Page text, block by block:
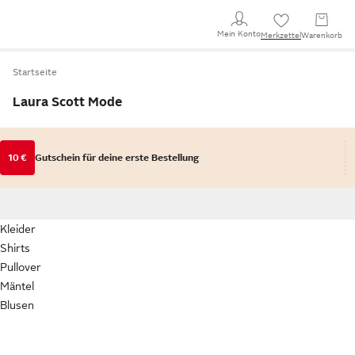
Mein KontoMerkzettel Warenkorb
Startseite
Laura Scott Mode
10 € Gutschein für deine erste Bestellung
Kleider
Shirts
Pullover
Mäntel
Blusen